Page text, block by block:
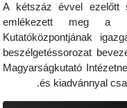
A kétszáz évvel
emlékezett meg a
Kutatóközpontjának
beszélgetéssorozat
Magyarságkutató
és kiadvánnyal